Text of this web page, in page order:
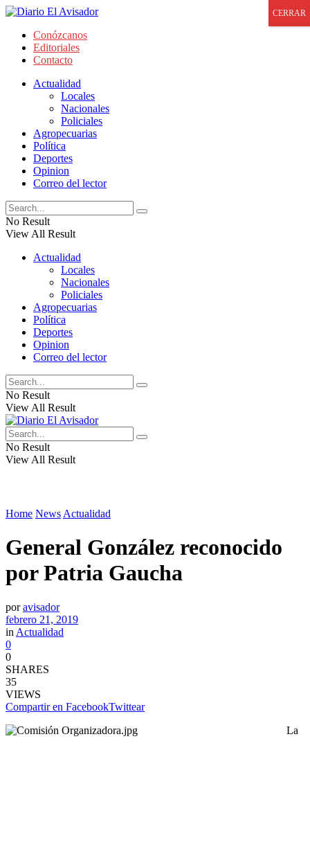
Conózcanos
Editoriales
Contacto
Actualidad
Locales
Nacionales
Policiales
Agropecuarias
Política
Deportes
Opinion
Correo del lector
No Result
View All Result
Actualidad
Locales
Nacionales
Policiales
Agropecuarias
Política
Deportes
Opinion
Correo del lector
No Result
View All Result
No Result
View All Result
Home News Actualidad
General González reconocido
por Patria Gaucha
por avisador
febrero 21, 2019
in Actualidad
0
0
SHARES
35
VIEWS
Compartir en FacebookTwittear
La
CERRAR